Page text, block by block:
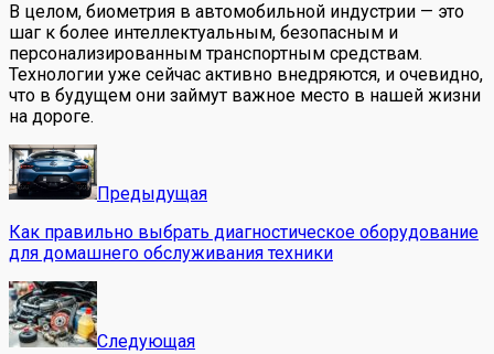
В целом, биометрия в автомобильной индустрии — это
шаг к более интеллектуальным, безопасным и
персонализированным транспортным средствам.
Технологии уже сейчас активно внедряются, и очевидно,
что в будущем они займут важное место в нашей жизни
на дороге.
Предыдущая
Как правильно выбрать диагностическое оборудование
для домашнего обслуживания техники
Следующая